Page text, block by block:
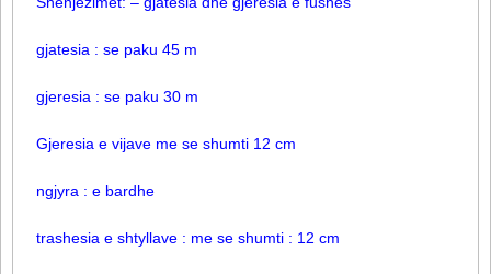
gjatesia : se paku 45 m
gjeresia : se paku 30 m
Gjeresia e vijave me se shumti 12 cm
ngjyra : e bardhe
trashesia e shtyllave : me se shumti : 12 cm